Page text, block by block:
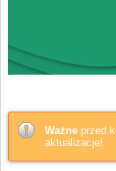
Ważneprzed
aktualizacje!